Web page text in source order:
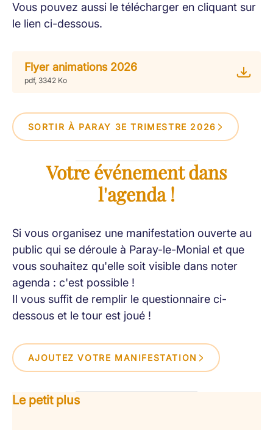
Vous pouvez aussi le télécharger en cliquant sur
le lien ci-dessous.
Flyer animations 2026
pdf, 3342 Ko
SORTIR À PARAY 3E TRIMESTRE 2026
Votre événement dans
l'agenda !
Si vous organisez une manifestation ouverte au
public qui se déroule à Paray-le-Monial et que
vous souhaitez qu'elle soit visible dans noter
agenda : c'est possible !
Il vous suffit de remplir le questionnaire ci-
dessous et le tour est joué !
AJOUTEZ VOTRE MANIFESTATION
Le petit plus